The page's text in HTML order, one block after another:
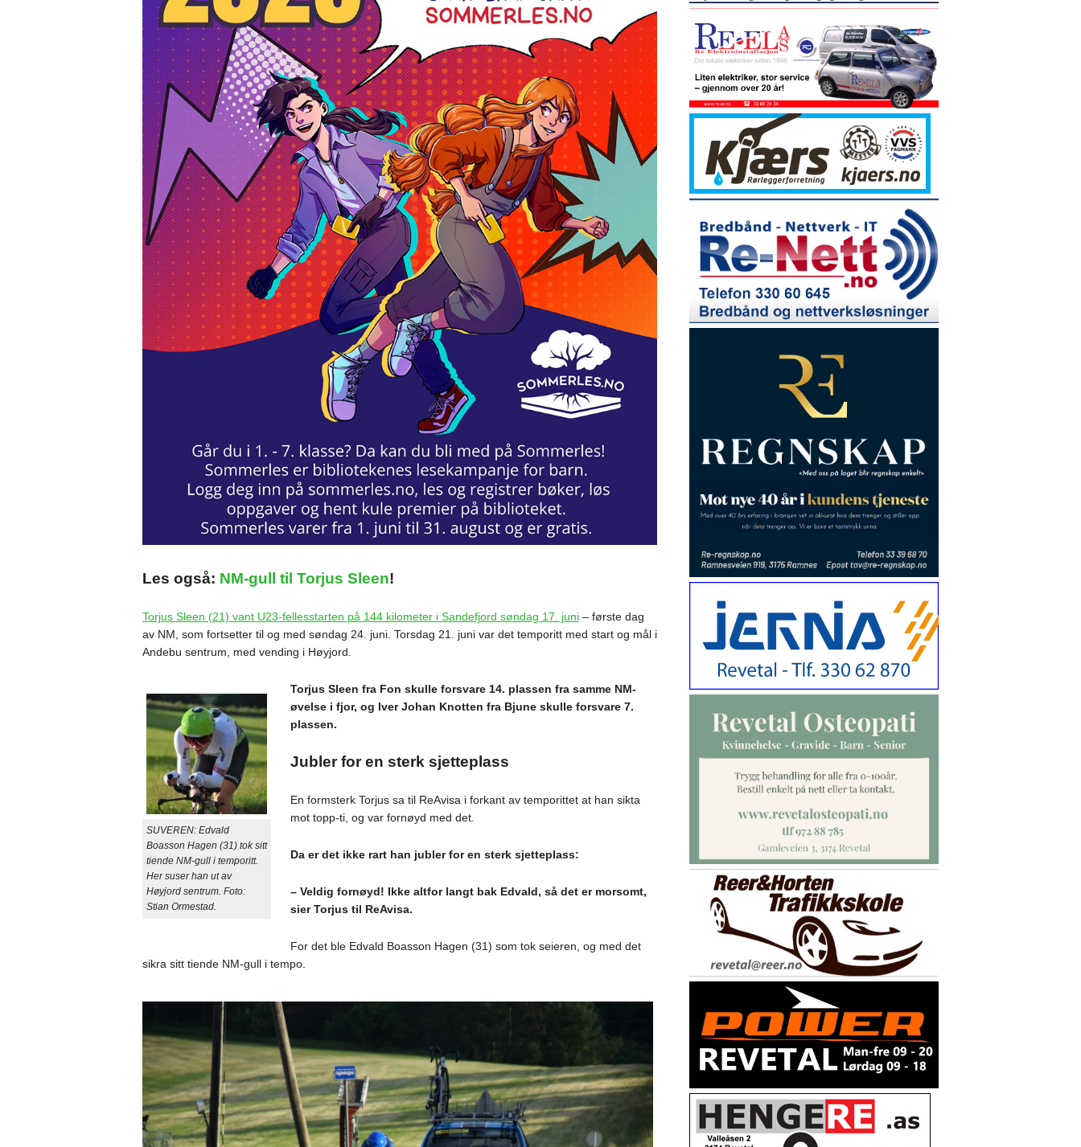
Les også: NM-gull til Torjus Sleen!
Torjus Sleen (21) vant U23-fellesstarten på 144 kilometer i Sandefjord søndag 17. juni– første dag
av NM, som fortsetter til og med søndag 24. juni. Torsdag 21. juni var det temporitt med start og mål i
Andebu sentrum, med vending i Høyjord.
SUVEREN: Edvald
Boasson Hagen (31) tok sitt
tiende NM-gull i temporitt.
Her suser han ut av
Høyjord sentrum. Foto:
Stian Ormestad.
Torjus Sleen fra Fon skulle forsvare 14. plassen fra samme NM-
øvelse i fjor, og Iver Johan Knotten fra Bjune skulle forsvare 7.
plassen.
Jubler for en sterk sjetteplass
En formsterk Torjus sa til ReAvisa i forkant av temporittet at han sikta
mot topp-ti, og var fornøyd med det.
Da er det ikke rart han jubler for en sterk sjetteplass:
– Veldig fornøyd! Ikke altfor langt bak Edvald, så det er morsomt,
sier Torjus til ReAvisa.
For det ble Edvald Boasson Hagen (31) som tok seieren, og med det
sikra sitt tiende NM-gull i tempo.